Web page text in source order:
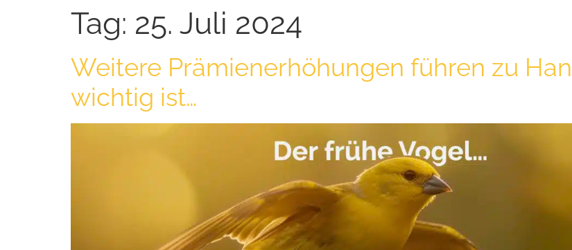
Tag: 25. Juli 2024
Weitere Prämienerhöhungen führen zu
wichtig ist…